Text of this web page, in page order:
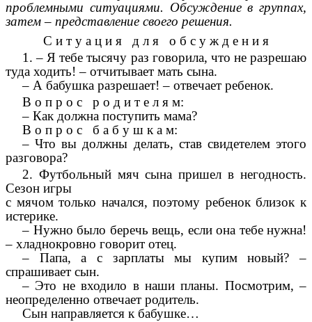
проблемными ситуациями. Обсуждение в группах,
затем – представление своего решения.
С и т у а ц и я д л я о б с у ж д е н и я
1. – Я тебе тысячу раз говорила, что не разрешаю
туда ходить! – отчитывает мать сына.
– А бабушка разрешает! – отвечает ребенок.
В о п р о с р о д и т е л я м:
– Как должна поступить мама?
В о п р о с б а б у ш к а м:
– Что вы должны делать, став свидетелем этого
разговора?
2. Футбольный мяч сына пришел в негодность.
Сезон игры
с мячом только начался, поэтому ребенок близок к
истерике.
– Нужно было беречь вещь, если она тебе нужна!
– хладнокровно говорит отец.
– Папа, а с зарплаты мы купим новый? –
спрашивает сын.
– Это не входило в наши планы. Посмотрим, –
неопределенно отвечает родитель.
Сын направляется к бабушке…